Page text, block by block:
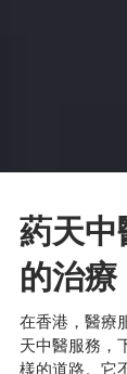
葯天中
的治療